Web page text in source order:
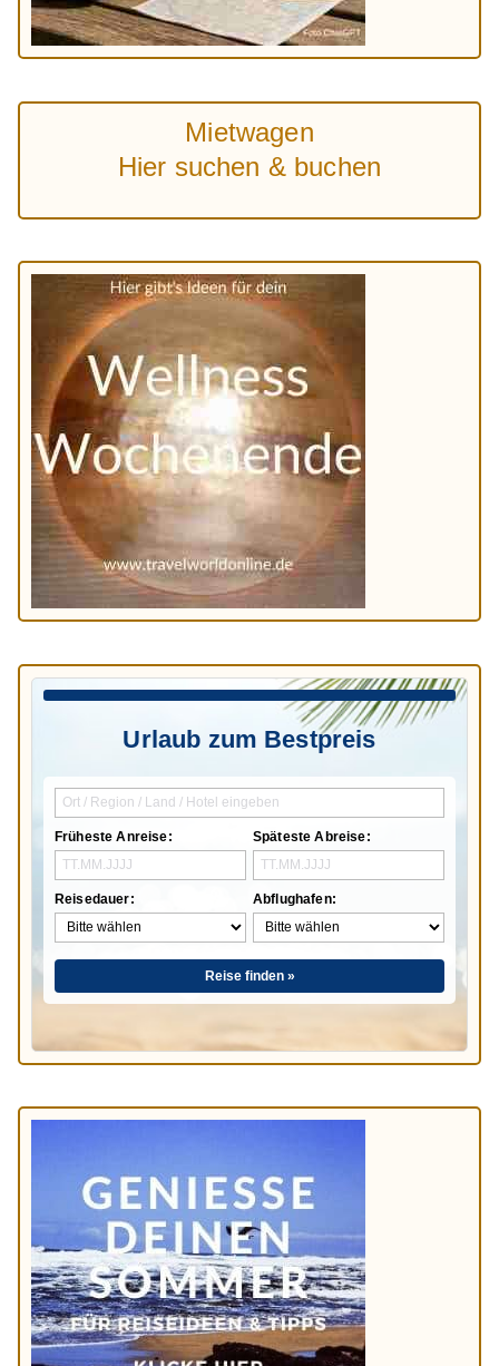
Mietwagen
Hier suchen & buchen
Urlaub zum Bestpreis
Früheste Anreise:
Reisedauer:
Späteste Abreise:
Abflughafen:
Reise finden »